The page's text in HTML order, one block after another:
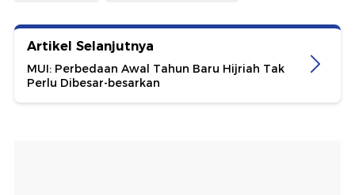
Artikel Selanjutnya
MUI: Perbedaan Awal Tahun Baru Hijriah Tak
Perlu Dibesar-besarkan